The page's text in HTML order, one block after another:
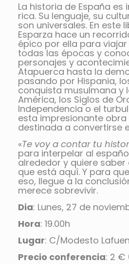
La historia de España es
rica. Su lenguaje, su
son universales. En este
Esparza hace un
épico por ella para
todas las épocas y
personajes y
Atapuerca hasta la
pasando por Hispania,
conquista musulmana y
América, los Siglos de
Independencia o el
esta impresionante
destinada a convertirse
«Te voy a contar tu
para interpelar al
alrededor y quiere saber
que está aquí. Y para
eso, llegue a la
merece sobrevivir.
Dia: Lunes, 27 de
Hora: 19.00h
Lugar: C/Modesto
Precio conferencia: 2 €